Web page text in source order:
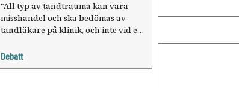
"All typ av tandtrauma kan vara
misshandel och ska bedömas av
tandläkare på klinik, och inte vid ett
tandläkare och forskare inom
pedodonti i ett debattinlägg.
Debatt